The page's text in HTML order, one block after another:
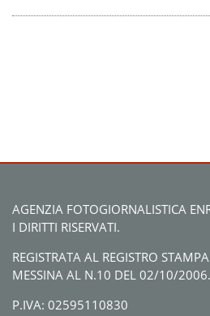
AGENZIA FOTOGIORNALISTICA
I DIRITTI RISERVATI.
REGISTRATA AL REGISTRO
MESSINA AL N.10 DEL 02/10/2006.
P.IVA: 02595110830